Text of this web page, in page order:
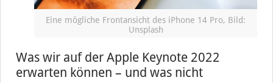
Eine mögliche Frontansicht des iPhone 14 Pro, Bild:
Unsplash
Was wir auf der Apple Keynote 2022
erwarten können – und was nicht